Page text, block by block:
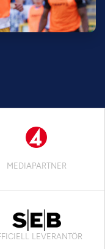
MEDIAPARTNER
LEVERANTÖR